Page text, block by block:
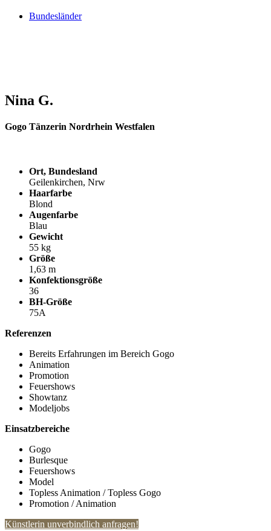
Bundesländer
Nina G.
Gogo Tänzerin Nordrhein Westfalen
Ort, Bundesland
Geilenkirchen, Nrw
Haarfarbe
Blond
Augenfarbe
Blau
Gewicht
55 kg
Größe
1,63 m
Konfektionsgröße
36
BH-Größe
75A
Referenzen
Bereits Erfahrungen im Bereich Gogo
Animation
Promotion
Feuershows
Showtanz
Modeljobs
Einsatzbereiche
Gogo
Burlesque
Feuershows
Model
Topless Animation / Topless Gogo
Promotion / Animation
Künstlerin unverbindlich anfragen!